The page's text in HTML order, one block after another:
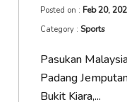
Posted on :Feb 20,
Category :Sports
Pasukan
Padang
Bukit Kiara,...